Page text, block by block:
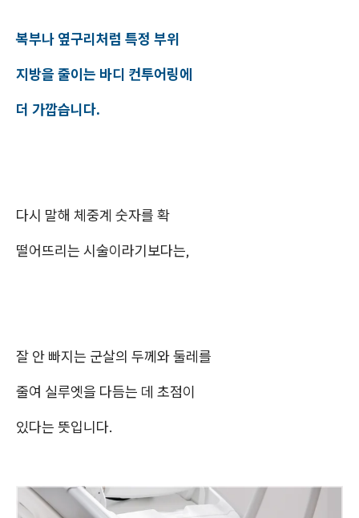
복부나 옆구리처럼 특정 부위
지방을 줄이는 바디 컨투어링에
더 가깝습니다.
다시 말해 체중계 숫자를 확
떨어뜨리는 시술이라기보다는,
잘 안 빠지는 군살의 두께와 둘레를
줄여 실루엣을 다듬는 데 초점이
있다는 뜻입니다.